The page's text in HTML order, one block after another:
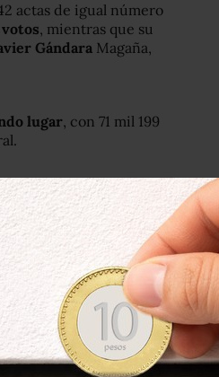
actas de igual número
, mientras que su
Gándara Magaña,
lugar, con 71 mil 199